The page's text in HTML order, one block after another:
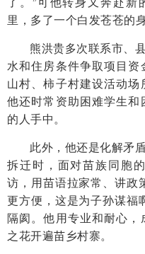
里，多了一个白发苍苍的身
熊洪贵多次联系市、
水和住房条件争取项目
山村、柿子村建设活动场
他还时常资助困难学生
的人手中。
此外，他还是化解矛
拆迁时，面对苗族同胞
访，用苗语拉家常、讲政
更方便，这是为子孙谋福
隔阂。他用专业和耐心
之花开遍苗乡村寨。